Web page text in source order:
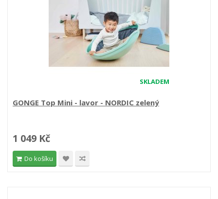
SKLADEM
GONGE Top Mini - lavor - NORDIC zelený
1 049 Kč
Do košíku